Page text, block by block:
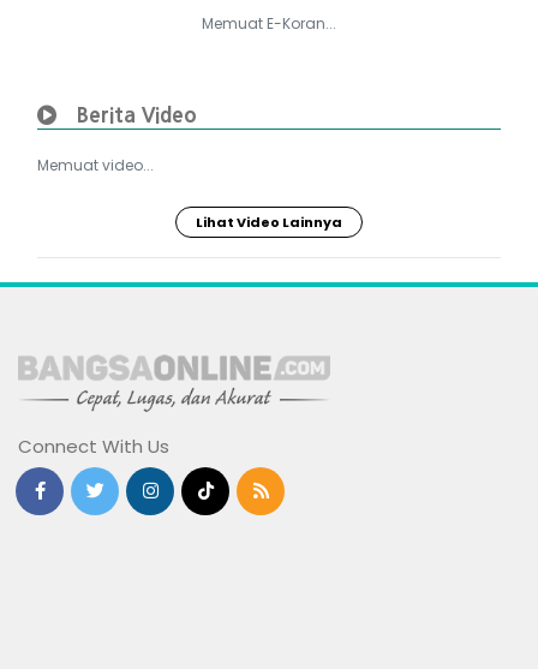
Memuat E-Koran...
Berita Video
Memuat video...
Lihat Video Lainnya
Connect With Us